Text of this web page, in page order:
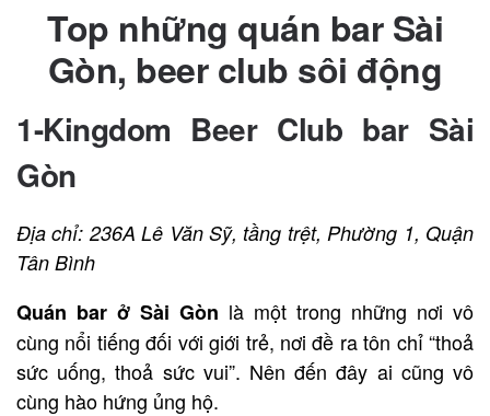
Top những quán bar Sài
Gòn, beer club sôi động
1-Kingdom Beer Club bar Sài
Gòn
Địa chỉ: 236A Lê Văn Sỹ, tầng trệt, Phường 1, Quận
Tân Bình
Quán bar ở Sài Gòn là một trong những nơi vô
cùng nổi tiếng đối với giới trẻ, nơi đề ra tôn chỉ “thoả
sức uống, thoả sức vui”. Nên đến đây ai cũng vô
cùng hào hứng ủng hộ.